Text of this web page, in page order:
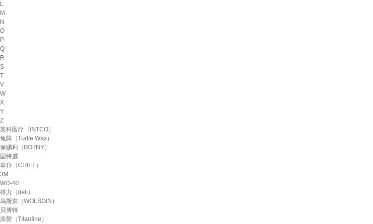
L
M
N
O
P
Q
R
S
T
V
W
X
Y
Z
英科医疗（INTCO）
龟牌（Turtle Wax）
保赐利（BOTNY）
固特威
車仆（CHIEF）
3M
WD-40
得力（deli）
乌斯京（WOLSGIN）
贝傅特
添赞（Titanfine）